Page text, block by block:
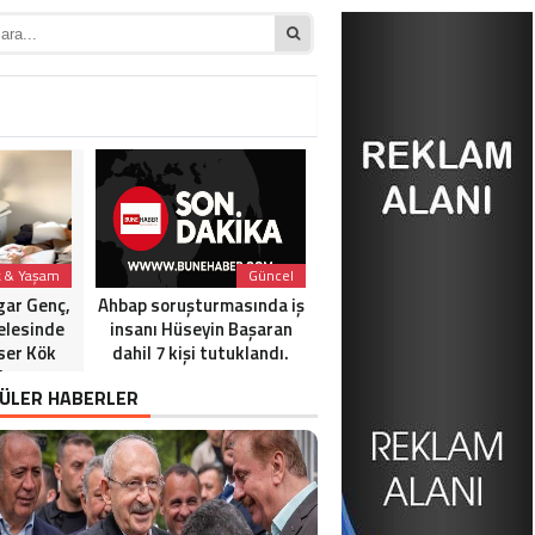
& Yaşam
Genç,
Kök
Güncel
Ahbap soruşturmasında iş
insanı Hüseyin Başaran
dahil 7 kişi tutuklandı.
HABERLER